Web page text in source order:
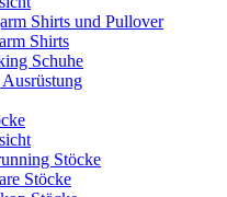
Shirts und Pullover
Shirts
Schuhe
Stöcke
Stöcke